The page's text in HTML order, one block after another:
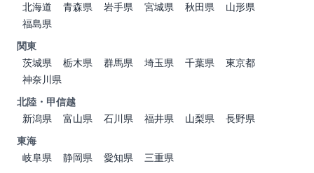
北海道
青森県 岩手県 宮城県 秋田県
山形県
福島県
関東
茨城県
栃木県 群馬県 埼玉県 千葉県
東京都
神奈川県
北陸・甲信越
新潟県
富山県 石川県 福井県 山梨県
長野県
東海
岐阜県
静岡県 愛知県
三重県